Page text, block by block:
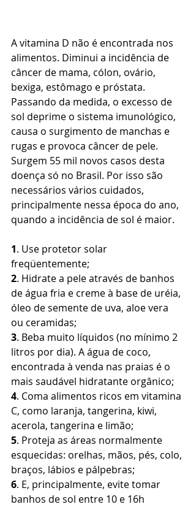
A vitamina D não é encontrada nos
alimentos. Diminui a incidência de
câncer de mama, cólon, ovário,
bexiga, estômago e próstata.
Passando da medida, o excesso de
sol deprime o sistema imunológico,
causa o surgimento de manchas e
rugas e provoca câncer de pele.
Surgem 55 mil novos casos desta
doença só no Brasil. Por isso são
necessários vários cuidados,
principalmente nessa época do ano,
quando a incidência de sol é maior.
1. Use protetor solar
freqüentemente;
2. Hidrate a pele através de banhos
de água fria e creme à base de uréia,
óleo de semente de uva, aloe vera
ou ceramidas;
3. Beba muito líquidos (no mínimo 2
litros por dia). A água de coco,
encontrada à venda nas praias é o
mais saudável hidratante orgânico;
4. Coma alimentos ricos em vitamina
C, como laranja, tangerina, kiwi,
acerola, tangerina e limão;
5. Proteja as áreas normalmente
esquecidas: orelhas, mãos, pés, colo,
braços, lábios e pálpebras;
6. E, principalmente, evite tomar
banhos de sol entre 10 e 16h